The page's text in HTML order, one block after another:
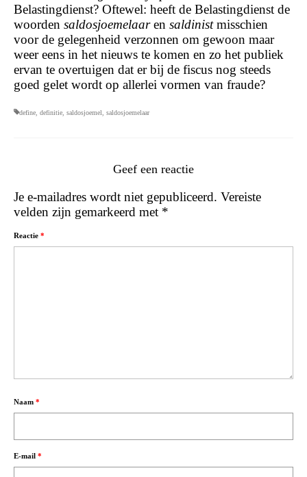
Belastingdienst? Oftewel: heeft de Belastingdienst de
woorden saldosjoemelaaren saldinistmisschien
voor de gelegenheid verzonnen om gewoon maar
weer eens in het nieuws te komen en zo het publiek
ervan te overtuigen dat er bij de fiscus nog steeds
goed gelet wordt op allerlei vormen van fraude?
define definitie saldosjoemel saldosjoemelaar
Geef een reactie
Je e-mailadres wordt niet gepubliceerd. Vereiste
velden zijn gemarkeerd met *
Reactie *
Naam *
E-mail *